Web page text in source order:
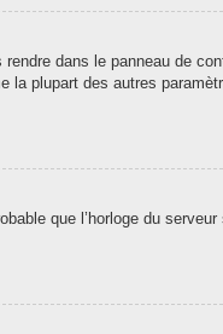
dans le panneau de
plupart des autres
que l’horloge du